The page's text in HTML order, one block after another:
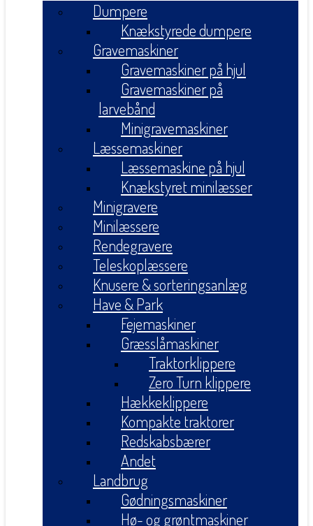
Dumpere
Knækstyrede dumpere
Gravemaskiner
Gravemaskiner på hjul
Gravemaskiner på
larvebånd
Minigravemaskiner
Læssemaskiner
Læssemaskine på hjul
Knækstyret minilæsser
Minigravere
Minilæssere
Rendegravere
Teleskoplæssere
Knusere & sorteringsanlæg
Have & Park
Fejemaskiner
Græsslåmaskiner
Traktorklippere
Zero Turn klippere
Hækkeklippere
Kompakte traktorer
Redskabsbærer
Andet
Landbrug
Gødningsmaskiner
Hø- og grøntmaskiner